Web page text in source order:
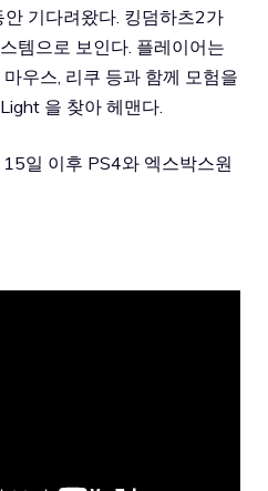
기다려왔다. 킹덤하츠2가
템으로 보인다. 플레이어는
우스, 리쿠 등과 함께 모험을
을 찾아 헤맨다.
일 이후 PS4와 엑스박스원